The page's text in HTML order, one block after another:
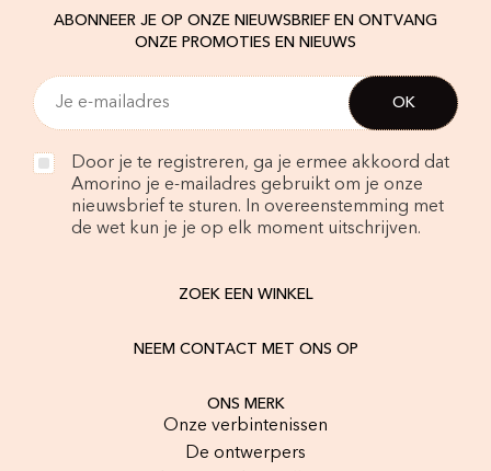
ABONNEER JE OP ONZE NIEUWSBRIEF EN ONTVANG
ONZE PROMOTIES EN NIEUWS
Door je te registreren, ga je ermee akkoord dat
Amorino je e-mailadres gebruikt om je onze
nieuwsbrief te sturen. In overeenstemming met
de wet kun je je op elk moment uitschrijven.
ZOEK EEN WINKEL
NEEM CONTACT MET ONS OP
ONS MERK
Onze verbintenissen
De ontwerpers